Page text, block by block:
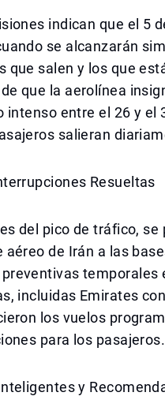
indican que el 5
se alcanzarán
que salen y los que
que la aerolínea
intenso entre el 26 y el
salieran
Resueltas
del pico de tráfico,
aéreo de Irán a las
temporales
incluidas Emirates
los vuelos
para los pasajeros.
y